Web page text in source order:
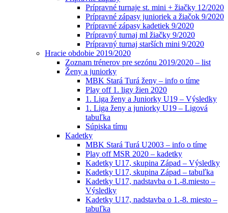
Prípravné turnaje st. mini + žiačky 12/2020
Prípravné zápasy junioriek a žiačok 9/2020
Prípravné zápasy kadetiek 9/2020
Prípravný turnaj ml žiačky 9/2020
Prípravný turnaj starších mini 9/2020
Hracie obdobie 2019/2020
Zoznam trénerov pre sezónu 2019/2020 – list
Ženy a juniorky
MBK Stará Turá ženy – info o tíme
Play off 1. ligy žien 2020
1. Liga ženy a Juniorky U19 – Výsledky
1. Liga ženy a juniorky U19 – Ligová
tabuľka
Súpiska tímu
Kadetky
MBK Stará Turá U2003 – info o tíme
Play off MSR 2020 – kadetky
Kadetky U17, skupina Západ – Výsledky
Kadetky U17, skupina Západ – tabuľka
Kadetky U17, nadstavba o 1.-8.miesto –
Výsledky
Kadetky U17, nadstavba o 1.-8. miesto –
tabuľka